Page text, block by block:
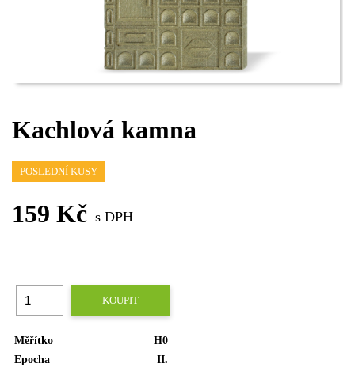
Kachlová kamna
POSLEDNÍ KUSY
159 Kč s DPH
KOUPIT
Měřítko
H0
Epocha
II.